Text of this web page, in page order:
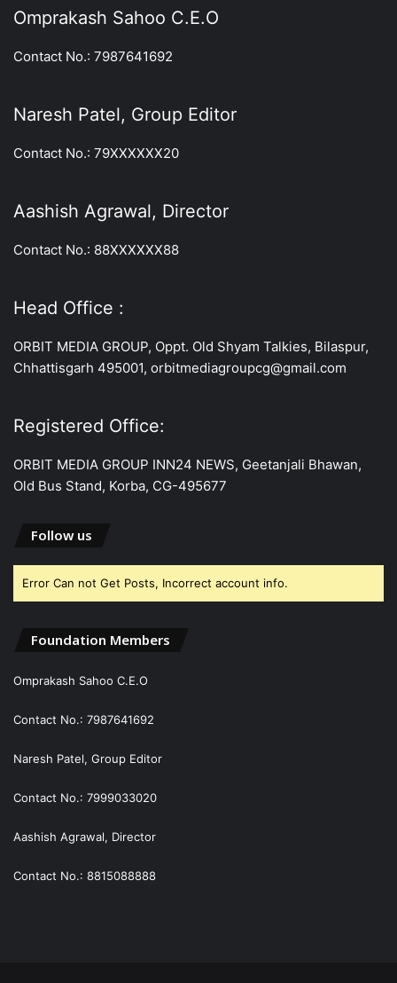
Omprakash Sahoo C.E.O
Contact No.: 7987641692
Naresh Patel, Group Editor
Contact No.: 79XXXXXX20
Aashish Agrawal, Director
Contact No.: 88XXXXXX88
Head Office :
ORBIT MEDIA GROUP, Oppt. Old Shyam Talkies, Bilaspur,
Chhattisgarh 495001, orbitmediagroupcg@gmail.com
Registered Office:
ORBIT MEDIA GROUP INN24 NEWS, Geetanjali Bhawan,
Old Bus Stand, Korba, CG-495677
Follow us
Error Can not Get Posts, Incorrect account info.
Foundation Members
Omprakash Sahoo C.E.O
Contact No.: 7987641692
Naresh Patel, Group Editor
Contact No.: 7999033020
Aashish Agrawal, Director
Contact No.: 8815088888